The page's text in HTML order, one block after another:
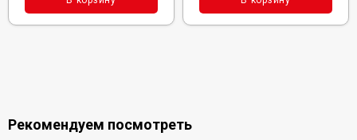
Рекомендуем посмотреть